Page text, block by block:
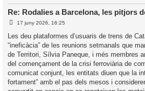
Re: Rodalies a Barcelona, les pitjors
E
t
r
a
d
17 juny 2026, 16:25
Les deu plataformes d’usuaris de trens de
“ineficàcia” de les reunions setmanals que
de Territori, Sílvia Paneque, i més membres
del començament de la crisi ferroviària de
comunicat conjunt, les entitats diuen que la
fortament” amb el pas dels mesos i